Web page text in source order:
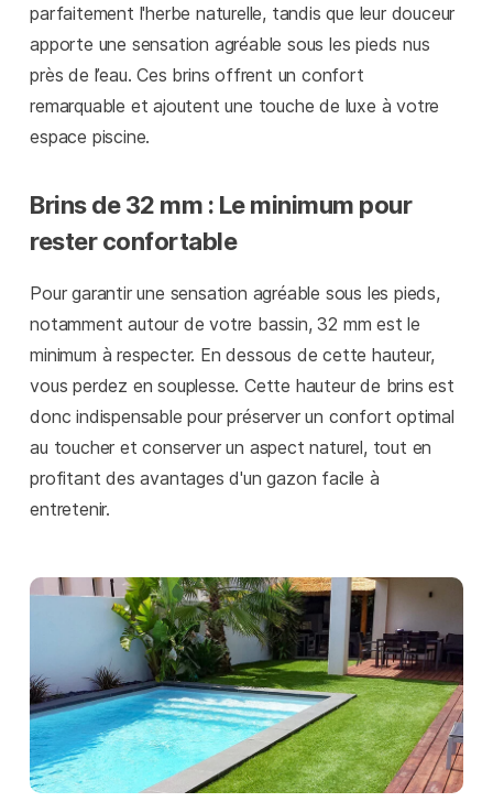
parfaitement l'herbe naturelle, tandis que leur douceur
apporte une sensation agréable sous les pieds nus
près de l’eau. Ces brins offrent un confort
remarquable et ajoutent une touche de luxe à votre
espace piscine.
Brins de 32 mm : Le minimum pour
rester confortable
Pour garantir une sensation agréable sous les pieds,
notamment autour de votre bassin, 32 mm est le
minimum à respecter. En dessous de cette hauteur,
vous perdez en souplesse. Cette hauteur de brins est
donc indispensable pour préserver un confort optimal
au toucher et conserver un aspect naturel, tout en
profitant des avantages d'un gazon facile à
entretenir.